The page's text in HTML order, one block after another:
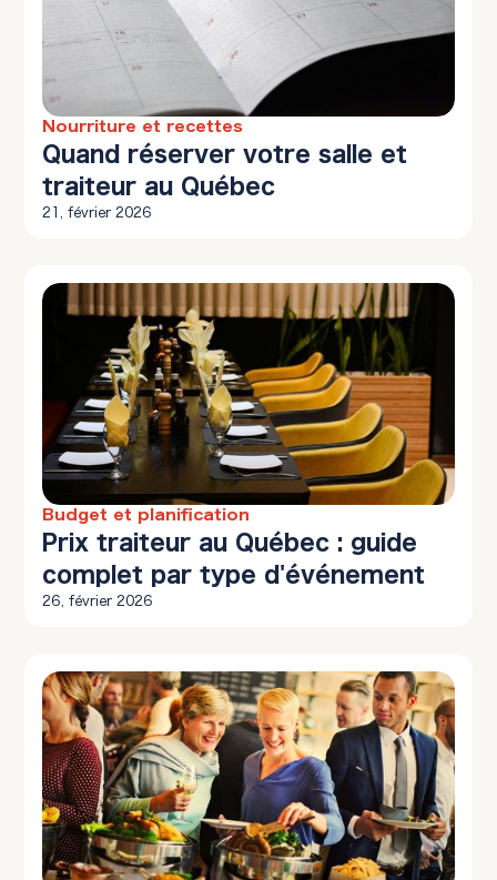
10 min à lire
Nourriture et recettes
Quand réserver votre salle et
traiteur au Québec
21, février 2026
12 min à lire
Budget et planification
Prix traiteur au Québec : guide
complet par type d'événement
26, février 2026